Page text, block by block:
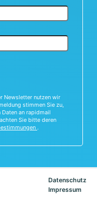
Newsletter nutzen wir
stimmen Sie zu,
an rapidmail
Sie bitte deren
.
Datenschutz
Impressum